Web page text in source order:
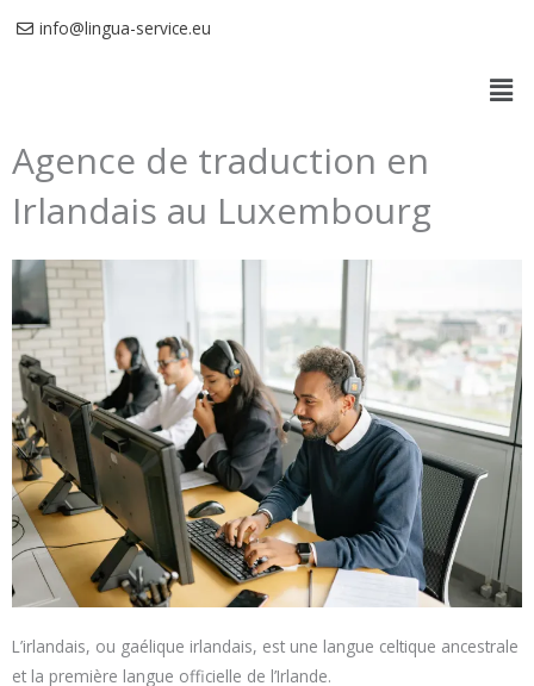
info@lingua-service.eu
Agence de traduction en
Irlandais au Luxembourg
L’irlandais, ou gaélique irlandais, est une langue celtique ancestrale
et la première langue officielle de l’Irlande.